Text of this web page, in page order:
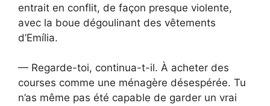
entrait en conflit, de façon presque violente,
avec la boue dégoulinant des vêtements
d’Emília.
— Regarde-toi, continua-t-il. À acheter des
courses comme une ménagère désespérée. Tu
n’as même pas été capable de garder un vrai